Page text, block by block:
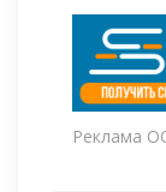
Реклама